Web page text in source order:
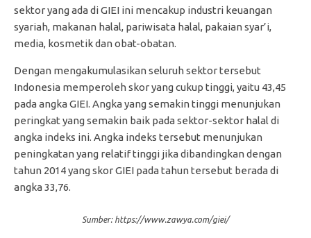
sektor yang ada di GIEI ini mencakup industri keuangan
syariah, makanan halal, pariwisata halal, pakaian syar’i,
media, kosmetik dan obat-obatan.
Dengan mengakumulasikan seluruh sektor tersebut
Indonesia memperoleh skor yang cukup tinggi, yaitu 43,45
pada angka GIEI. Angka yang semakin tinggi menunjukan
peringkat yang semakin baik pada sektor-sektor halal di
angka indeks ini. Angka indeks tersebut menunjukan
peningkatan yang relatif tinggi jika dibandingkan dengan
tahun 2014 yang skor GIEI pada tahun tersebut berada di
angka 33,76.
Sumber: https://www.zawya.com/giei/